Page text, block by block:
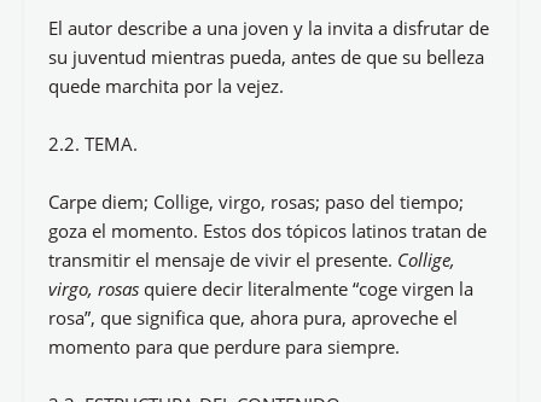
El autor describe a una joven y la invita a disfrutar de
su juventud mientras pueda, antes de que su belleza
quede marchita por la vejez.
2.2. TEMA.
Carpe diem; Collige, virgo, rosas; paso del tiempo;
goza el momento. Estos dos tópicos latinos tratan de
transmitir el mensaje de vivir el presente. Collige,
virgo, rosas quiere decir literalmente “coge virgen la
rosa”, que significa que, ahora pura, aproveche el
momento para que perdure para siempre.